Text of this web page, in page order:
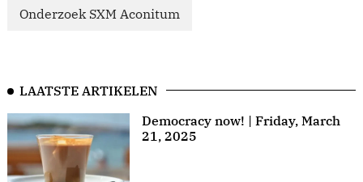
Onderzoek SXM Aconitum
LAATSTE ARTIKELEN
Democracy now! | Friday, March
21, 2025